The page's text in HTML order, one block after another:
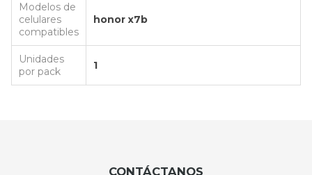
Modelos de
celulares
compatibles
honor x7b
Unidades
por pack
1
CONTÁCTANOS